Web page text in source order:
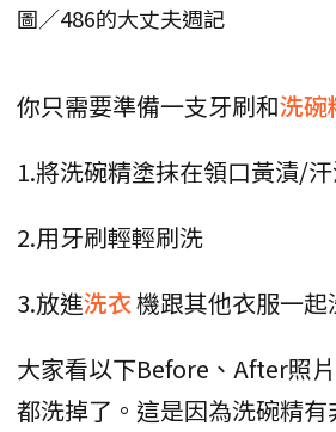
圖／486的大丈夫週記
你只需要準備一支牙刷和洗碗
1.將洗碗精塗抹在領口黃漬/
2.用牙刷輕輕刷洗
3.放進洗衣機跟其他衣服一起
大家看以下Before、After照
都洗掉了。這是因為洗碗精有